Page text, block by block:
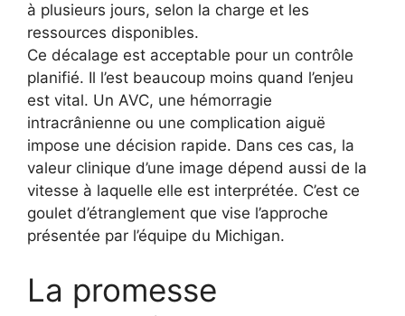
à plusieurs jours, selon la charge et les
ressources disponibles.
Ce décalage est acceptable pour un contrôle
planifié. Il l’est beaucoup moins quand l’enjeu
est vital. Un AVC, une hémorragie
intracrânienne ou une complication aiguë
impose une décision rapide. Dans ces cas, la
valeur clinique d’une image dépend aussi de la
vitesse à laquelle elle est interprétée. C’est ce
goulet d’étranglement que vise l’approche
présentée par l’équipe du Michigan.
La promesse